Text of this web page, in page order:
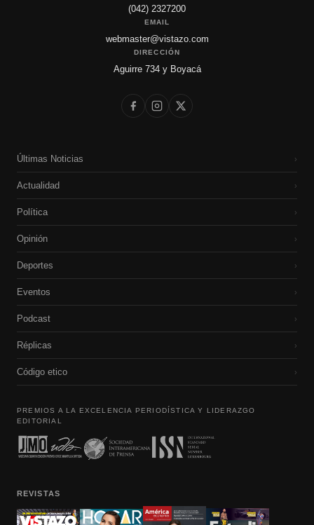
(042) 2327200
EMAIL
webmaster@vistazo.com
DIRECCIÓN
Aguirre 734 y Boyacá
Últimas Noticias ›
Actualidad ›
Política ›
Opinión ›
Deportes ›
Eventos ›
Podcast ›
Réplicas ›
Código etico ›
PREMIOS A LA EXCELENCIA PERIODÍSTICA Y LIDERAZGO
EDITORIAL
REVISTAS